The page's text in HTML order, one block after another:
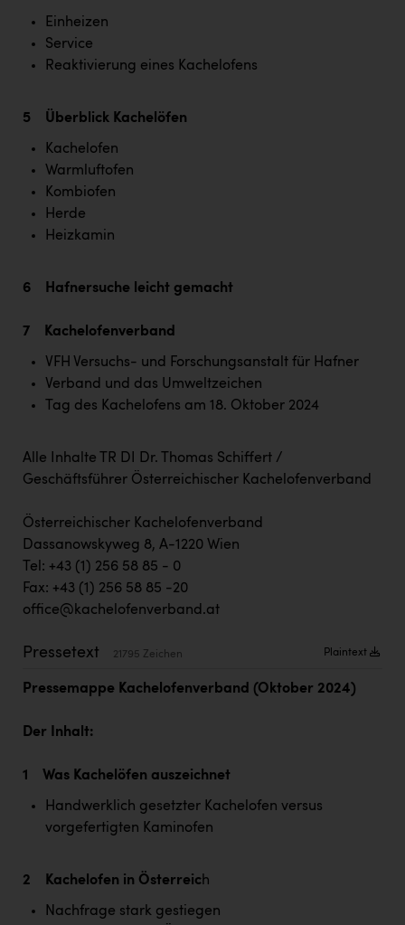
Orlen
Passage Linz
PÜSPÖK
REMAX
RE/MAX Welcome
Resch&Frisch
SCHMACHTL GmbH
Schwingshandl - automation technology gmbh
Smurfit Westrock Nettingsdorf
TGW Logistics
TRAILOMAT & Cycling Austria
VERITAS
Vier Diamanten
ZGONC
ZULuft - Zukunft Luft Austria
Österreichisches Hebammengremium
Wirtschaftskammer OÖ Energiehandel
Einheizen
Service
Reaktivierung eines Kachelofens
5 Überblick Kachelöfen
Kachelofen
Warmluftofen
Kombiofen
Herde
Heizkamin
6 Hafnersuche leicht gemacht
7 Kachelofenverband
VFH Versuchs- und Forschungsanstalt für Hafner
Verband und das Umweltzeichen
Tag des Kachelofens am 18. Oktober 2024
Alle Inhalte TR DI Dr. Thomas Schiffert /
Geschäftsführer Österreichischer Kachelofenverband
Österreichischer Kachelofenverband
Dassanowskyweg 8, A-1220 Wien
Tel: +43 (1) 256 58 85 - 0
Fax: +43 (1) 256 58 85 -20
office@kachelofenverband.at
Pressetext 21795 Zeichen Plaintext
Pressemappe Kachelofenverband (Oktober 2024)
Der Inhalt:
1 Was Kachelöfen auszeichnet
Handwerklich gesetzter Kachelofen versus
vorgefertigten Kaminofen
2 Kachelofen in Österreich
Nachfrage stark gestiegen